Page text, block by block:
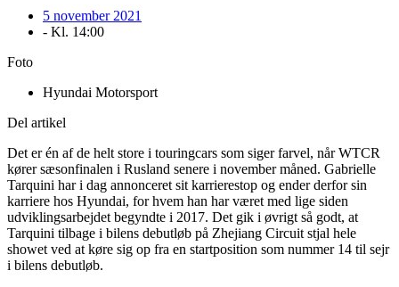
5 november 2021
- Kl. 14:00
Foto
Hyundai Motorsport
Del artikel
Det er én af de helt store i touringcars som siger farvel, når WTCR
kører sæsonfinalen i Rusland senere i november måned. Gabrielle
Tarquini har i dag annonceret sit karrierestop og ender derfor sin
karriere hos Hyundai, for hvem han har været med lige siden
udviklingsarbejdet begyndte i 2017. Det gik i øvrigt så godt, at
Tarquini tilbage i bilens debutløb på Zhejiang Circuit stjal hele
showet ved at køre sig op fra en startposition som nummer 14 til sejr
i bilens debutløb.